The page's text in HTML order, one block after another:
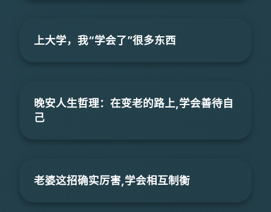
上大学，我“学会了”很多东西
晚安人生哲理：在变老的路上,学会善待自
己
老婆这招确实厉害,学会相互制衡